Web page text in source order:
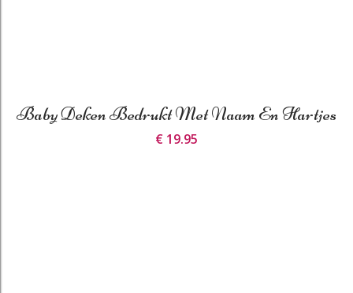
Baby Deken Bedrukt Met Naam En Hartjes
€ 19.95